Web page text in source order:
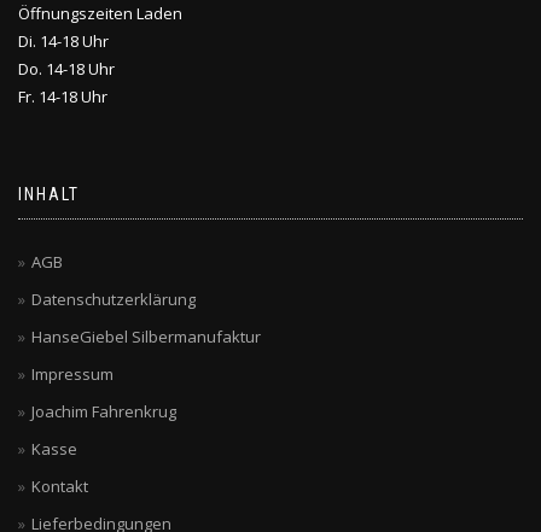
Öffnungszeiten Laden
Di. 14-18 Uhr
Do. 14-18 Uhr
Fr. 14-18 Uhr
INHALT
AGB
Datenschutzerklärung
HanseGiebel Silbermanufaktur
Impressum
Joachim Fahrenkrug
Kasse
Kontakt
Lieferbedingungen